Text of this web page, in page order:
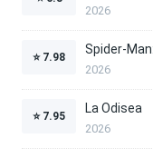
2026
⭐ 7.98
Spider-
2026
⭐ 7.95
La Odisea
2026